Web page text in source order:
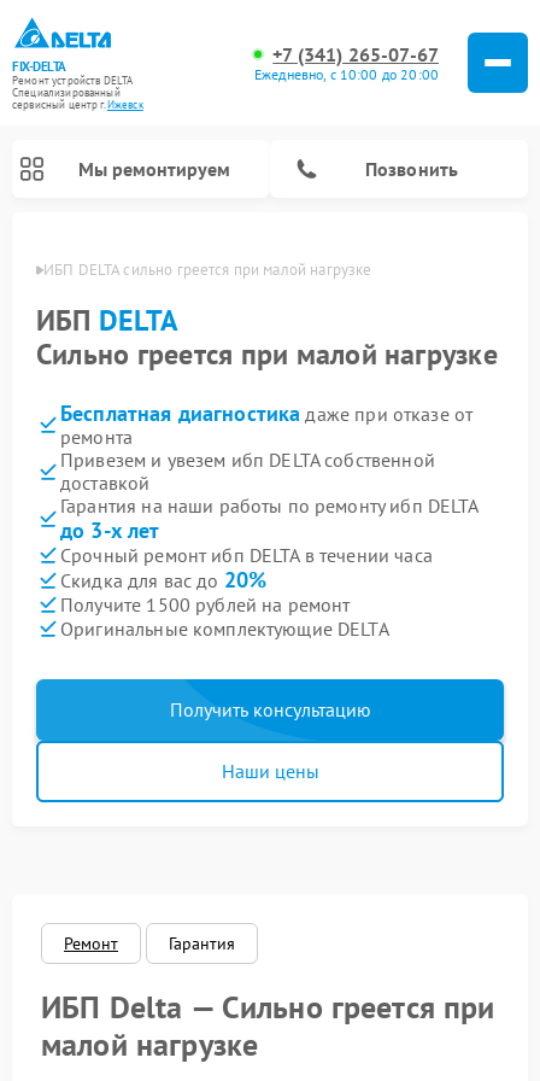
FIX-DELTA
Ремонт устройств DELTA
Специализированный
cервисный центр г.Ижевск
+7 (341) 265-07-67
Ежедневно, с 10:00 до 20:00
Мы ремонтируем Позвонить
ИБП DELTA сильно греется при малой нагрузке
ИБП DELTA
Сильно греется при малой нагрузке
Бесплатная диагностика даже при отказе от
ремонта
Привезем и увезем ибп DELTA собственной
доставкой
Гарантия на наши работы по ремонту ибп DELTA
до 3-х лет
Срочный ремонт ибп DELTA в течении часа
Скидка для вас до 20%
Получите 1500 рублей на ремонт
Оригинальные комплектующие DELTA
Получить консультацию
Наши цены
Ремонт Гарантия
ИБП Delta — Сильно греется при
малой нагрузке